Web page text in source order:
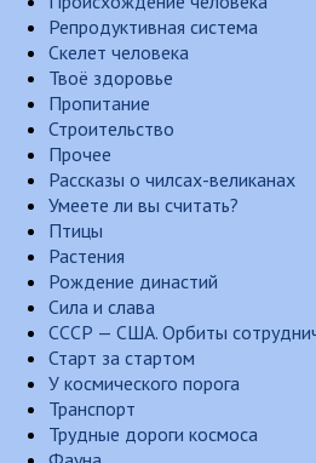
Репродуктивная система
Скелет человека
Твоё здоровье
Пропитание
Строительство
Прочее
Рассказы о чилсах-великанах
Умеете ли вы считать?
Птицы
Растения
Рождение династий
Сила и слава
СССР — США. Орбиты
Старт за стартом
У космического порога
Транспорт
Трудные дороги космоса